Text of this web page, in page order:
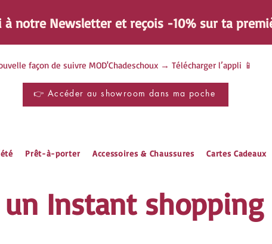
à notre Newsletter et reçois -10% sur ta
façon de suivre MOD'Chadeschoux → Télécharger l’appli 📱
👉 Accéder au showroom dans ma poche
Prêt-à-porter Accessoires & Chaussures Cartes Cadeaux
Instant